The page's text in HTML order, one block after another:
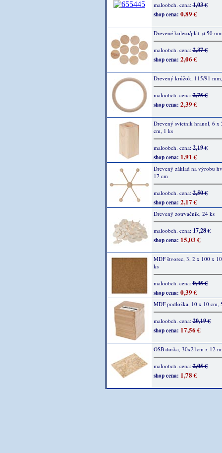
maloobch. cena:1,03 €
shop cena: 0,89 €
Drevené koleso/plát, ø 50
maloobch. cena:2,37 €
shop cena: 2,06 €
Drevený krúžok, 115/91
maloobch. cena:2,75 €
shop cena: 2,39 €
Drevený svietnik hranol, 6 x
cm, 1 ks
maloobch. cena:2,19 €
shop cena: 1,91 €
Drevený základ na výrobu
17 cm
maloobch. cena:2,50 €
shop cena: 2,17 €
Drevený zotrvačník, 24 ks
maloobch. cena:17,28 €
shop cena: 15,03 €
MDF štvorec, 3, 2 x 100 x
ks
maloobch. cena:0,45 €
shop cena: 0,39 €
MDF podložka, 10 x 10 cm,
maloobch. cena:20,19 €
shop cena: 17,56 €
OSB doska, 30x21cm x 12
maloobch. cena:2,05 €
shop cena: 1,78 €